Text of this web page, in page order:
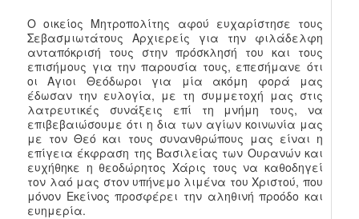
Ο οικείος Μητροπολίτης αφού ευχαρίστησε τους
Σεβασμιωτάτους Αρχιερείς για την φιλάδελφη
ανταπόκρισή τους στην πρόσκλησή του και τους
επισήμους για την παρουσία τους, επεσήμανε ότι
οι Αγιοι Θεόδωροι για μία ακόμη φορά μας
έδωσαν την ευλογία, με τη συμμετοχή μας στις
λατρευτικές συνάξεις επί τη μνήμη τους, να
επιβεβαιώσουμε ότι η δια των αγίων κοινωνία μας
με τον Θεό και τους συνανθρώπους μας είναι η
επίγεια έκφραση της Βασιλείας των Ουρανών και
ευχήθηκε η θεοδώρητος Χάρις τους να καθοδηγεί
τον λαό μας στον υπήνεμο λιμένα του Χριστού, που
μόνον Εκείνος προσφέρει την αληθινή προόδο και
ευημερία.